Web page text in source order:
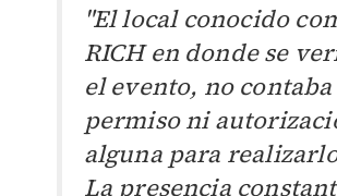
"El local conocido
RICH en donde se
el evento, no
permiso ni
alguna para
La presencia